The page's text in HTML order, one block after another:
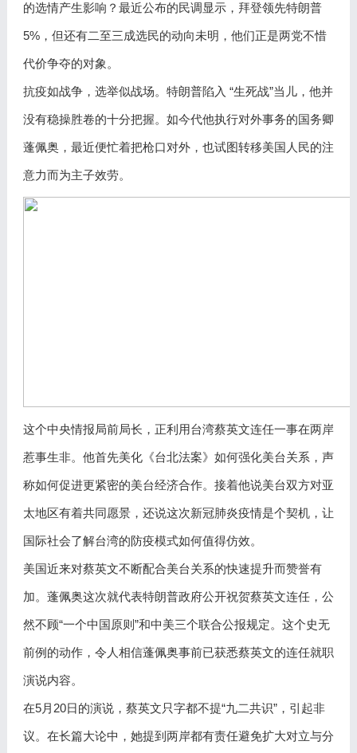
的选情产生影响？最近公布的民调显示，拜登领先特朗普
5%，但还有二至三成选民的动向未明，他们正是两党不惜
代价争夺的对象。
抗疫如战争，选举似战场。特朗普陷入 “生死战”当儿，他并
没有稳操胜卷的十分把握。如今代他执行对外事务的国务卿
蓬佩奥，最近便忙着把枪口对外，也试图转移美国人民的注
意力而为主子效劳。
这个中央情报局前局长，正利用台湾蔡英文连任一事在两岸
惹事生非。他首先美化《台北法案》如何强化美台关系，声
称如何促进更紧密的美台经济合作。接着他说美台双方对亚
太地区有着共同愿景，还说这次新冠肺炎疫情是个契机，让
国际社会了解台湾的防疫模式如何值得仿效。
美国近来对蔡英文不断配合美台关系的快速提升而赞誉有
加。蓬佩奥这次就代表特朗普政府公开祝贺蔡英文连任，公
然不顾“一个中国原则”和中美三个联合公报规定。这个史无
前例的动作，令人相信蓬佩奥事前已获悉蔡英文的连任就职
演说内容。
在5月20日的演说，蔡英文只字都不提“九二共识”，引起非
议。在长篇大论中，她提到两岸都有责任避免扩大对立与分